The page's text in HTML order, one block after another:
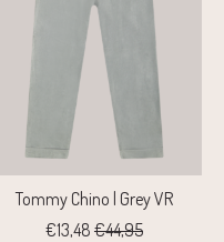
Tommy Chino | Grey VR
€13,48 €44,95